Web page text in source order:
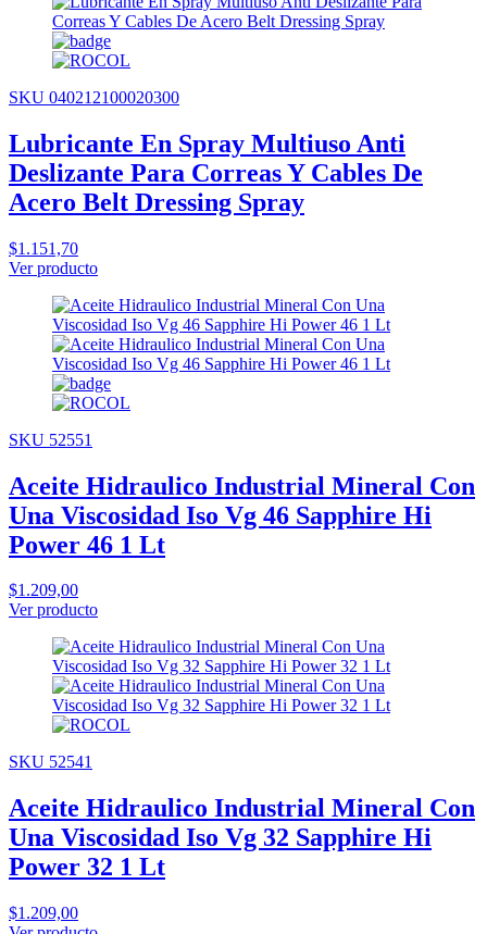
SKU 040212100020300
Lubricante En Spray Multiuso Anti
Deslizante Para Correas Y Cables De
Acero Belt Dressing Spray
$1.151,70
Ver producto
SKU 52551
Aceite Hidraulico Industrial Mineral Con
Una Viscosidad Iso Vg 46 Sapphire Hi
Power 46 1 Lt
$1.209,00
Ver producto
SKU 52541
Aceite Hidraulico Industrial Mineral Con
Una Viscosidad Iso Vg 32 Sapphire Hi
Power 32 1 Lt
$1.209,00